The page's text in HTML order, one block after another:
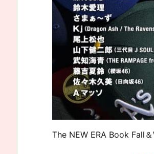
The NEW ERA Book Fall